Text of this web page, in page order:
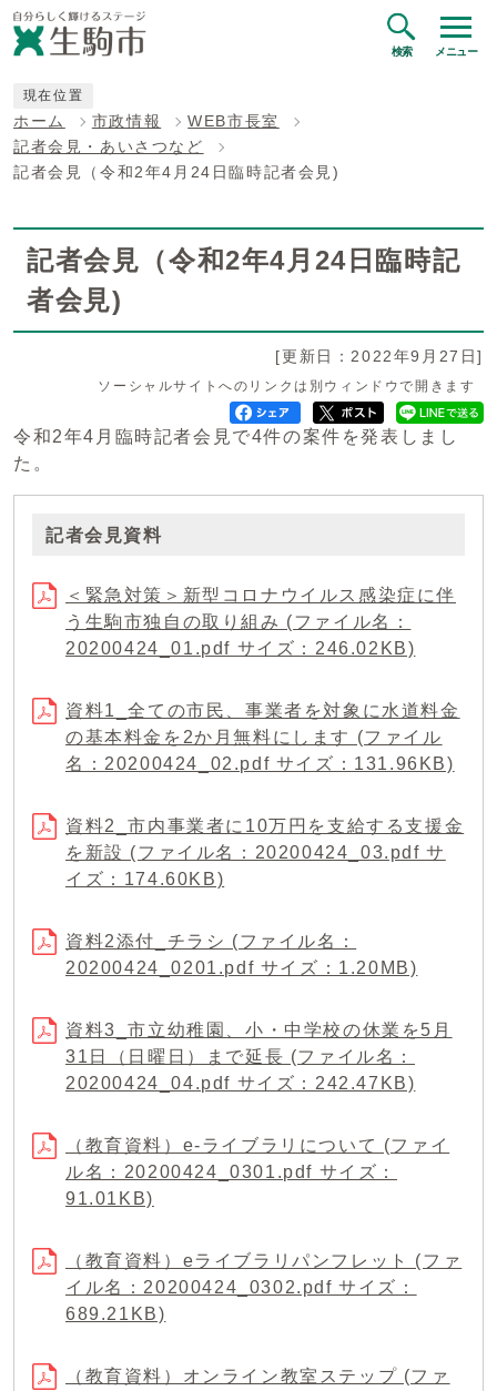
検索 メニュー
現在位置
ホーム 市政情報
WEB市長室
記者会見・あいさつなど
記者会見（令和2年4月24日臨時記者会見)
記者会見（令和2年4月24日臨時記
者会見)
[更新日：2022年9月27日]
ソーシャルサイトへのリンクは別ウィンドウで開きます
令和2年4月臨時記者会見で4件の案件を発表しまし
た。
記者会見資料
＜緊急対策＞新型コロナウイルス感染症に伴
う生駒市独自の取り組み (ファイル名：
20200424_01.pdf サイズ：246.02KB)
資料1_全ての市民、事業者を対象に水道料金
の基本料金を2か月無料にします (ファイル
名：20200424_02.pdf サイズ：131.96KB)
資料2_市内事業者に10万円を支給する支援金
を新設 (ファイル名：20200424_03.pdf サ
イズ：174.60KB)
資料2添付_チラシ (ファイル名：
20200424_0201.pdf サイズ：1.20MB)
資料3_市立幼稚園、小・中学校の休業を5月
31日（日曜日）まで延長 (ファイル名：
20200424_04.pdf サイズ：242.47KB)
（教育資料）e-ライブラリについて (ファイ
ル名：20200424_0301.pdf サイズ：
91.01KB)
（教育資料）eライブラリパンフレット (ファ
イル名：20200424_0302.pdf サイズ：
689.21KB)
（教育資料）オンライン教室ステップ (ファ